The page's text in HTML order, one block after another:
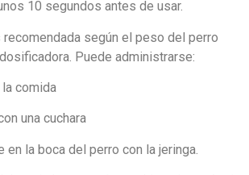
10 segundos antes de usar.
según el peso del perro
Puede administrarse:
comida
una cuchara
en la boca del perro con la jeringa.